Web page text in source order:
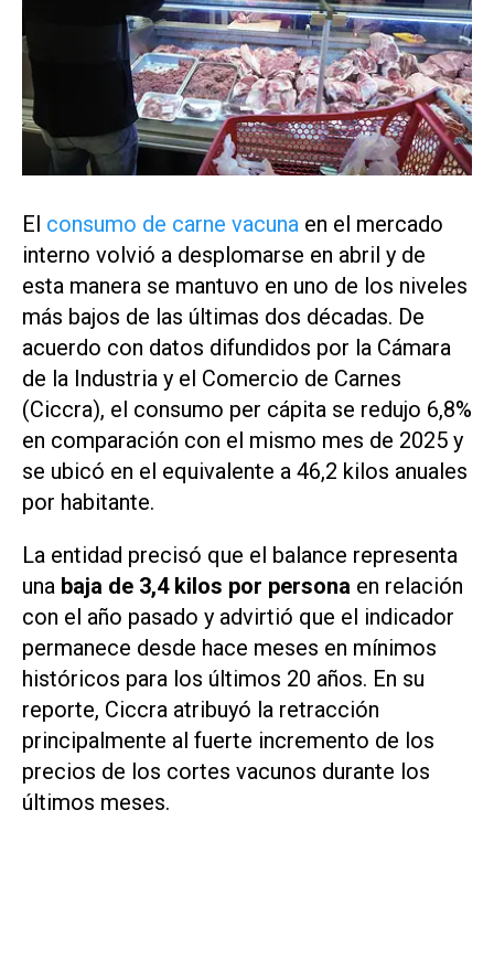
El consumo de carne vacuna en el mercado
interno volvió a desplomarse en abril y de
esta manera se mantuvo en uno de los niveles
más bajos de las últimas dos décadas. De
acuerdo con datos difundidos por la Cámara
de la Industria y el Comercio de Carnes
(Ciccra), el consumo per cápita se redujo 6,8%
en comparación con el mismo mes de 2025 y
se ubicó en el equivalente a 46,2 kilos anuales
por habitante.
La entidad precisó que el balance representa
una baja de 3,4 kilos por persona en relación
con el año pasado y advirtió que el indicador
permanece desde hace meses en mínimos
históricos para los últimos 20 años. En su
reporte, Ciccra atribuyó la retracción
principalmente al fuerte incremento de los
precios de los cortes vacunos durante los
últimos meses.